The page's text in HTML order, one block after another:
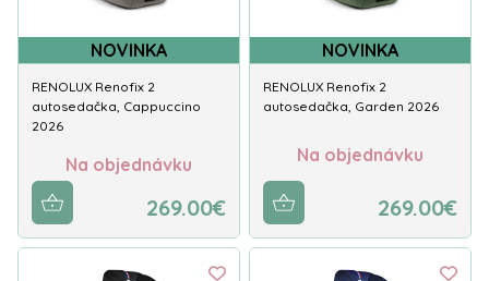
NOVINKA
RENOLUX Renofix 2
autosedačka, Cappuccino
2026
Na objednávku
269.00€
NOVINKA
RENOLUX Renofix 2
autosedačka, Garden 2026
Na objednávku
269.00€